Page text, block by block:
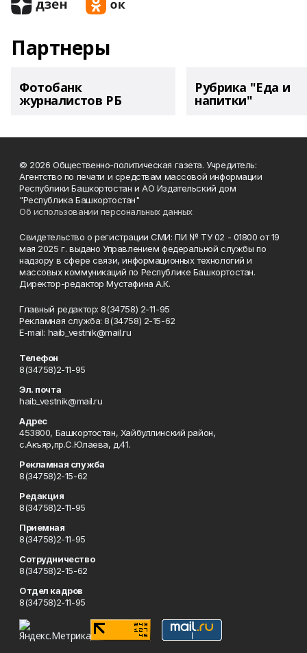
Партнеры
Фотобанк
журналистов РБ
Рубрика "Еда и
напитки"
© 2026 Общественно-политическая газета. Учредитель:
Агентство по печати и средствам массовой информации
Республики Башкортостан и АО Издательский дом
"Республика Башкортостан"
Об использовании персональных данных
Свидетельство о регистрации СМИ: ПИ № ТУ 02 - 01800 от 19
мая 2025 г. выдано Управлением федеральной службы по
надзору в сфере связи, информационных технологий и
массовых коммуникаций по Республике Башкортостан.
Директор-редактор Мустафина А.К.
Главный редактор: 8(34758) 2-11-95
Рекламная служба: 8(34758) 2-15-62
Е-mаil: haib_vestnik@mail.ru
Телефон
8(34758)2-11-95
Эл. почта
haib_vestnik@mail.ru
Адрес
453800, Башкортостан, Хайбуллинский район,
с.Акъяр,пр.С.Юлаева, д.41.
Рекламная служба
8(34758)2-15-62
Редакция
8(34758)2-11-95
Приемная
8(34758)2-11-95
Сотрудничество
8(34758)2-15-62
Отдел кадров
8(34758)2-11-95